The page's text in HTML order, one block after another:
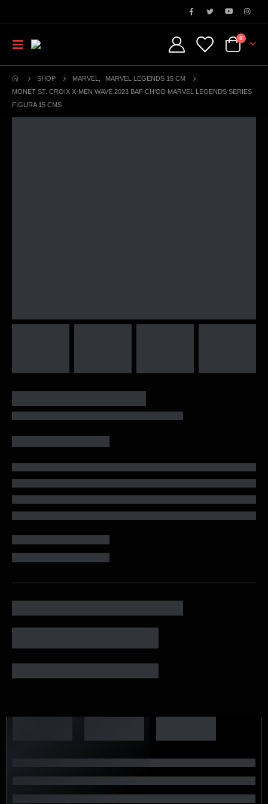
0
SHOP MARVEL
MARVEL LEGENDS 15 CM
MONET ST. CROIX X-MEN WAVE 2023 BAF CH’OD MARVEL LEGENDS SERIES
FIGURA 15 CMS